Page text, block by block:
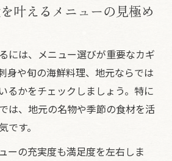
叶えるメニューの見極め
には、メニュー選びが重要なカギ
身や旬の海鮮料理、地元ならでは
るかをチェックしましょう。特に
は、地元の名物や季節の食材を活
です。
ーの充実度も満足度を左右しま